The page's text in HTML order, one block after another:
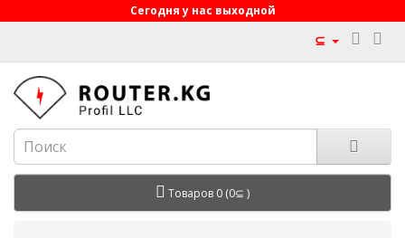
Сегодня у нас выходной
⊆
Товаров 0 (0⊆ )